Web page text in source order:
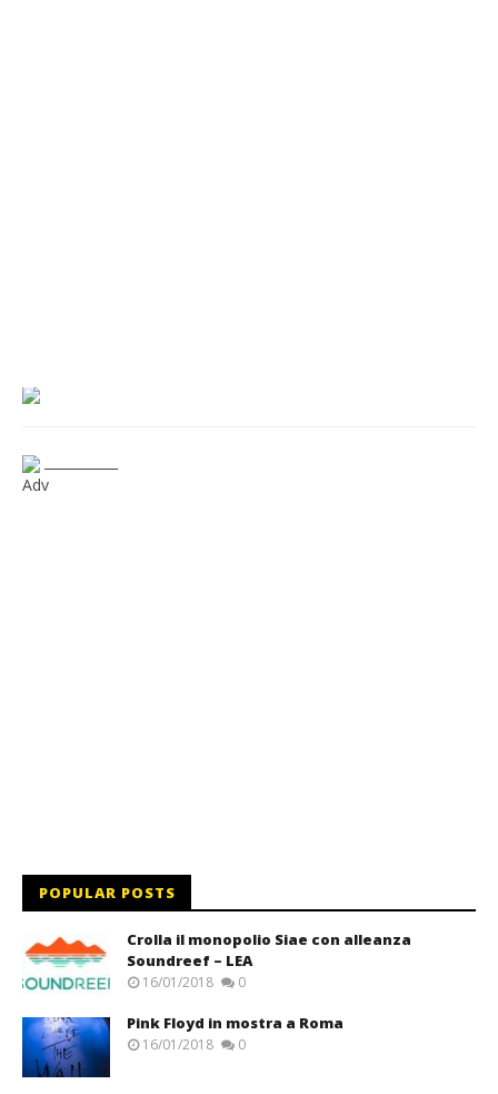
Adv
POPULAR POSTS
Crolla il monopolio Siae con alleanza
Soundreef – LEA
16/01/2018 0
Pink Floyd in mostra a Roma
16/01/2018 0